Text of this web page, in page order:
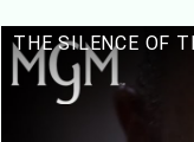
THE SILENCE OF